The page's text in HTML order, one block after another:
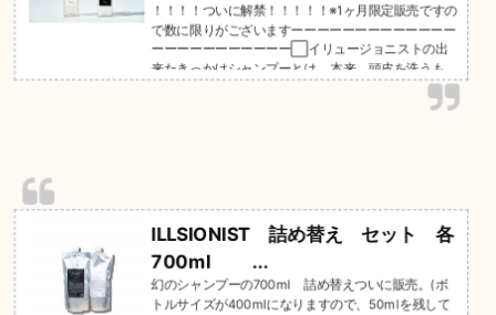
！！！！ついに解禁！！！！！※1ヶ月限定販売ですの
で数に限りがございますーーーーーーーーーーーーー
ーーーーーーーーーーー⬜︎イリュージョニストの出
来たきっかけシャンプーとは....本来、頭皮を洗うも
の。トリートメントとは....痛んだ髪を補修し整えるも
の。そんな当たり前の事に立ち返り、地肌をスキンケ
------------------...
ILLSIONIST 詰め替え セット 各
700ml ...
幻のシャンプーの700ml 詰め替えついに販売。(ボ
トルサイズが400mlになりますので、50mlを残して